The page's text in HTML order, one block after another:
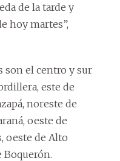
de la tarde y
hoy martes”,
son el centro y sur
este de
noreste de
oeste de
oeste de Alto
Boquerón.